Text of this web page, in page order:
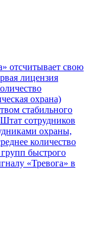
отсчитывает свою
лицензия
охрана)
стабильного
Штат сотрудников
охраны,
количество
быстрого
«Тревога» в